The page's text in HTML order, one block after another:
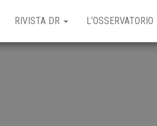
RIVISTA DR L’OSSERVATORIO